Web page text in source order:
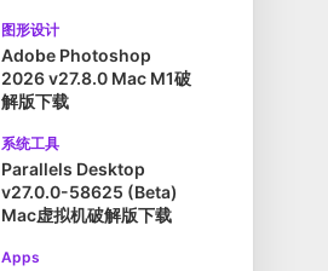
图形设计
Adobe Photoshop
2026 v27.8.0 Mac M1破
解版下载
系统工具
Parallels Desktop
v27.0.0-58625 (Beta)
Mac虚拟机破解版下载
Apps